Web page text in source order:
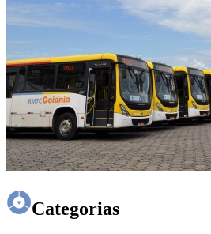
Categorias